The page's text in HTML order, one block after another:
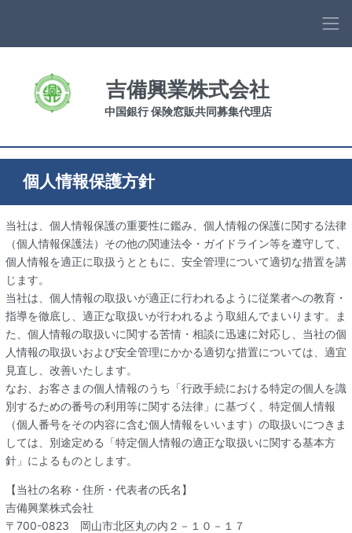
吉備興業株式会社
中国銀行 保険窓販共同募集代理店
個人情報保護方針
当社は、個人情報保護の重要性に鑑み、個人情報の保護に関する法律
（個人情報保護法）その他の関連法令・ガイドライン等を遵守して、
個人情報を適正に取扱うとともに、安全管理について適切な措置を講
じます。
当社は、個人情報の取扱いが適正に行われるように従業者への教育・
指導を徹底し、適正な取扱いが行われるよう取組んでまいります。ま
た、個人情報の取扱いに関する苦情・相談に迅速に対応し、当社の個
人情報の取扱いおよび安全管理にかかる適切な措置については、適宜
見直し、改善いたします。
なお、お客さまの個人情報のうち「行政手続における特定の個人を識
別するための番号の利用等に関する法律」に基づく、特定個人情報
（個人番号をその内容に含む個人情報をいいます）の取扱いにつきま
しては、別途定める「特定個人情報の適正な取扱いに関する基本方
針」によるものとします。
【当社の名称・住所・代表者の氏名】
吉備興業株式会社
〒700-0823 岡山市北区丸の内２－１０－１７